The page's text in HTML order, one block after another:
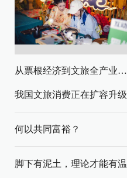
从票根经济到文旅全产业链升级
我国文旅消费正在扩容升级
何以共同富裕？
脚下有泥土，理论才能有